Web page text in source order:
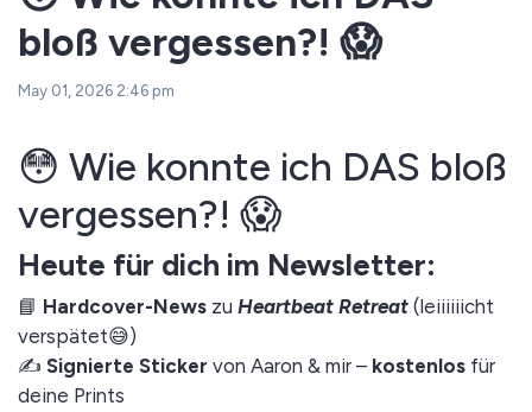
bloß vergessen?! 😱
May 01, 2026 2:46 pm
😳 Wie konnte ich DAS bloß
vergessen?! 😱
Heute für dich im Newsletter:
📘 Hardcover-News zu Heartbeat Retreat (leiiiiiicht
verspätet😅)
✍️ Signierte Sticker von Aaron & mir – kostenlos für
deine Prints